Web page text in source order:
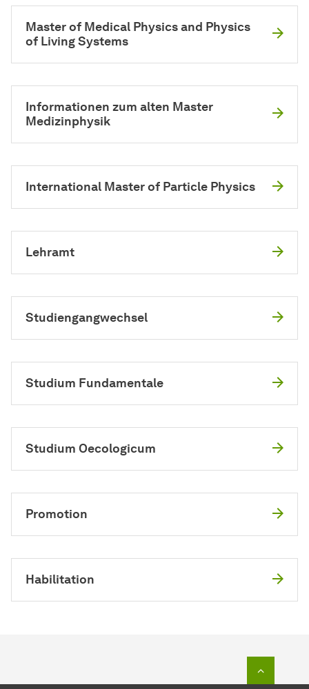
Master of Medical Physics and Physics
of Living Systems
Informationen zum alten Master
Medizinphysik
International Master of Particle Physics
Lehramt
Studiengangwechsel
Studium Fundamentale
Studium Oecologicum
Promotion
Habilitation